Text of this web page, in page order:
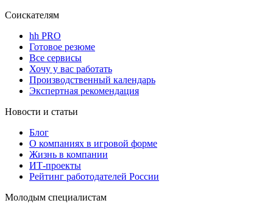
Соискателям
hh PRO
Готовое резюме
Все сервисы
Хочу у вас работать
Производственный календарь
Экспертная рекомендация
Новости и статьи
Блог
О компаниях в игровой форме
Жизнь в компании
ИТ-проекты
Рейтинг работодателей России
Молодым специалистам